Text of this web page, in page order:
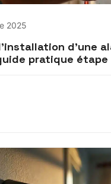
2025
d’une
pratique